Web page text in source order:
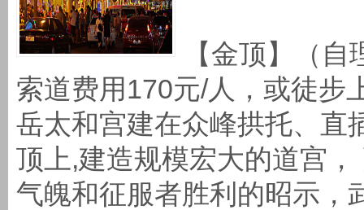
【金顶】（
索道费用170元/人，或徒步
岳太和宫建在众峰拱托、
顶上,建造规模宏大的道宫
气魄和征服者胜利的昭示，